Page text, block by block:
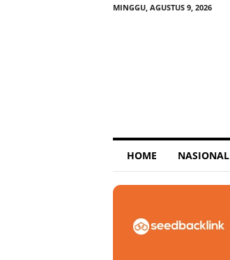
MINGGU, AGUSTUS 9, 2026
p
o
HOME NASIONAL